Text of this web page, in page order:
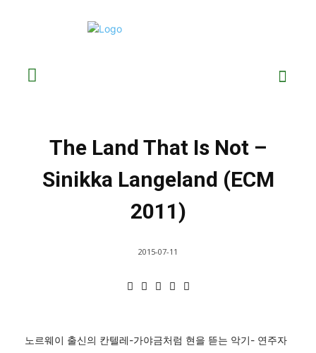
The Land That Is Not –
Sinikka Langeland (ECM
2011)
2015-07-11
노르웨이 출신의 칸텔레-가야금처럼 현을 뜯는 악기- 연주자